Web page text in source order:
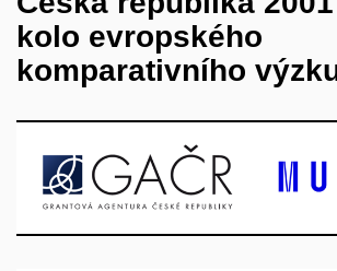
kolo evropského
komparativního